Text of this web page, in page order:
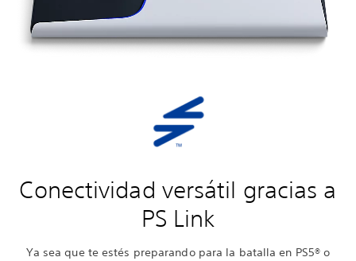
Conectividad versátil gracias a
PS Link
Ya sea que te estés preparando para la batalla en PS5® o